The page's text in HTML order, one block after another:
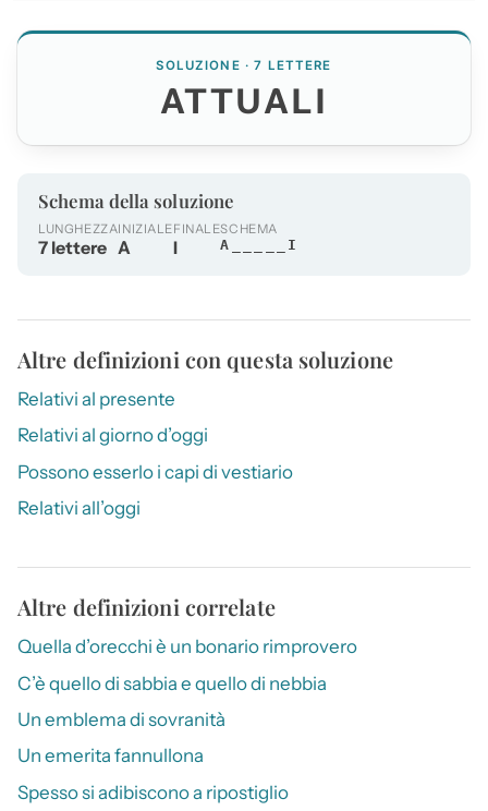
SOLUZIONE · 7 LETTERE
ATTUALI
Schema della soluzione
LUNGHEZZA
7 lettere
INIZIALE
A
FINALE
I
SCHEMA
A_____I
Altre definizioni con questa soluzione
Relativi al presente
Relativi al giorno d’oggi
Possono esserlo i capi di vestiario
Relativi all’oggi
Altre definizioni correlate
Quella d’orecchi è un bonario rimprovero
C’è quello di sabbia e quello di nebbia
Un emblema di sovranità
Un emerita fannullona
Spesso si adibiscono a ripostiglio